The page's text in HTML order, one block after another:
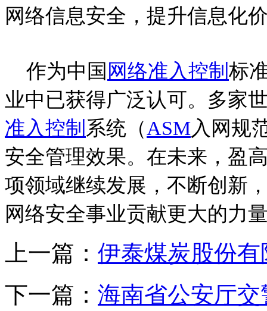
网络信息安全，提升信息化
作为中国 网络准入控制 标
业中已获得广泛认可。多家
准入控制 系统（ASM入网规
安全管理效果。在未来，盈
项领域继续发展，不断创新
网络安全事业贡献更大的力
上一篇： 伊泰煤炭股份
下一篇： 海南省公安厅